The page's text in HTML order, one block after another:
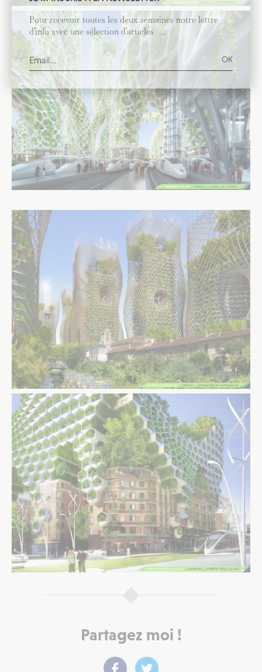
Partagez moi !
Pour recevoir toutes les deux semaines notre lettre
d’info avec une sélection d’articles …